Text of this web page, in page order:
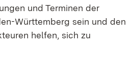
und Terminen der
Württemberg sein und den
helfen, sich zu